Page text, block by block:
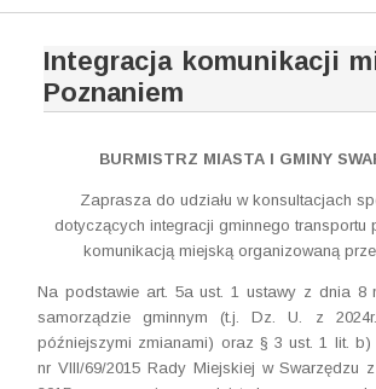
Integracja komunikacji
Poznaniem
BURMISTRZ MIASTA I GMINY
Zaprasza do udziału w konsultacjach
dotyczących integracji gminnego transportu
komunikacją miejską organizowaną
Na podstawie art. 5a ust. 1 ustawy z dnia 8
samorządzie gminnym (t.j. Dz. U. z
późniejszymi zmianami) oraz § 3 ust. 1 lit. b)
nr VIII/69/2015 Rady Miejskiej w Swarzędzu